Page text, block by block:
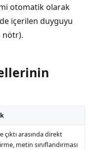
otomatik olarak
içerilen duyguyu
nötr).
çıktı arasında direkt
metin sınıflandırması